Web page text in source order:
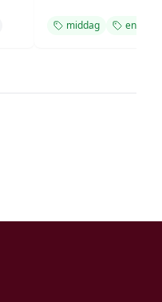
middag enkel